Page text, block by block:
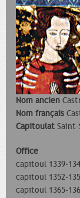
Nom ancien
Nom français
Capitoulat
Office
capitoul 1339-
capitoul 1352-
capitoul 1365-